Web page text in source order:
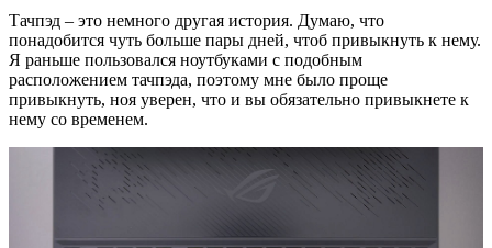
Тачпэд – это немного другая история. Думаю, что
понадобится чуть больше пары дней, чтоб привыкнуть к нему.
Я раньше пользовался ноутбуками с подобным
расположением тачпэда, поэтому мне было проще
привыкнуть, ноя уверен, что и вы обязательно привыкнете к
нему со временем.